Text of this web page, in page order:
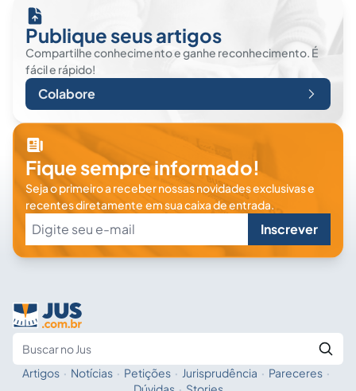
Publique seus artigos
Compartilhe conhecimento e ganhe reconhecimento. É
fácil e rápido!
Colabore
Fique sempre informado!
Seja o primeiro a receber nossas novidades exclusivas e
recentes diretamente em sua caixa de entrada.
Inscrever
Fale com a IA
Artigos · Notícias · Petições · Jurisprudência · Pareceres ·